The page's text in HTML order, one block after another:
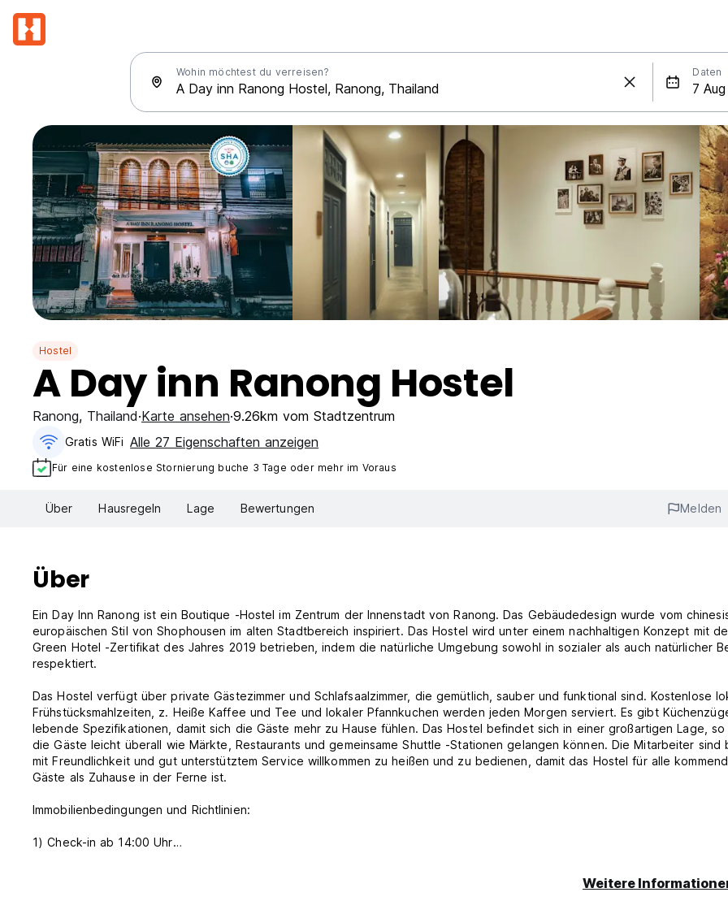
Wohin möchtest du verreisen? Daten
Hostel
A Day inn Ranong Hostel
Ranong, Thailand Karte ansehen 9.26km vom Stadtzentrum
Gratis WiFi Alle 27 Eigenschaften anzeigen
Für eine kostenlose Stornierung buche 3 Tage oder mehr im Voraus
Über Hausregeln Lage Bewertungen Melden
Über
Ein Day Inn Ranong ist ein Boutique -Hostel im Zentrum der Innenstadt von Ranong. Das Gebäudedesign wurde vom
europäischen Stil von Shophousen im alten Stadtbereich inspiriert. Das Hostel wird unter einem nachhaltigen Konzept mit
Green Hotel -Zertifikat des Jahres 2019 betrieben, indem die natürliche Umgebung sowohl in sozialer als auch natürlicher
respektiert.
Das Hostel verfügt über private Gästezimmer und Schlafsaalzimmer, die gemütlich, sauber und funktional sind. Kostenlose
Frühstücksmahlzeiten, z. Heiße Kaffee und Tee und lokaler Pfannkuchen werden jeden Morgen serviert. Es gibt
lebende Spezifikationen, damit sich die Gäste mehr zu Hause fühlen. Das Hostel befindet sich in einer großartigen Lage, so
die Gäste leicht überall wie Märkte, Restaurants und gemeinsame Shuttle -Stationen gelangen können. Die Mitarbeiter sind
mit Freundlichkeit und gut unterstütztem Service willkommen zu heißen und zu bedienen, damit das Hostel für alle
Gäste als Zuhause in der Ferne ist.
Immobilienbedingungen und Richtlinien:
1) Check-in ab 14:00 Uhr
Weitere